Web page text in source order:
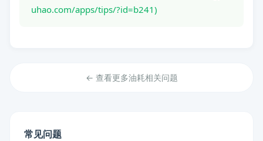
uhao.com/apps/tips/?id=b241)
← 查看更多油耗相关问题
常见问题